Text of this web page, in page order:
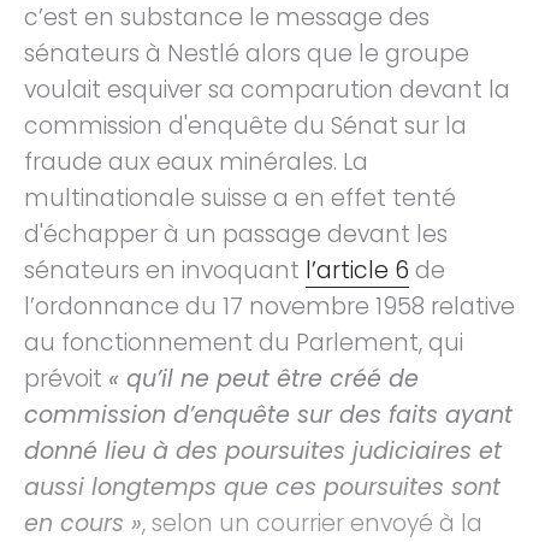
c’est en substance le message des
sénateurs à Nestlé alors que le groupe
voulait esquiver sa comparution devant la
commission d'enquête du Sénat sur la
fraude aux eaux minérales. La
multinationale suisse a en effet tenté
d'échapper à un passage devant les
sénateurs en invoquant l’article 6 de
l’ordonnance du 17 novembre 1958 relative
au fonctionnement du Parlement, qui
prévoit « qu’il ne peut être créé de
commission d’enquête sur des faits ayant
donné lieu à des poursuites judiciaires et
aussi longtemps que ces poursuites sont
en cours », selon un courrier envoyé à la